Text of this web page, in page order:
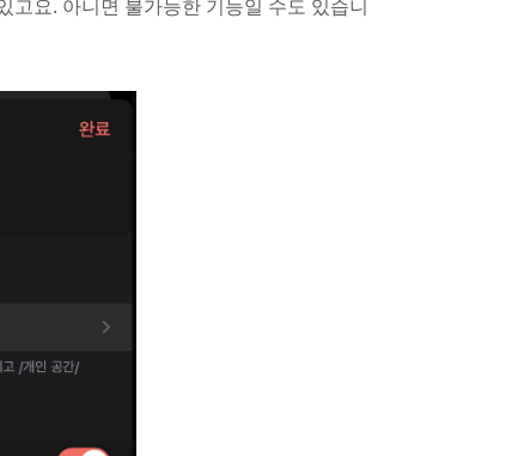
요. 아니면 불가능한 기능일 수도 있습니